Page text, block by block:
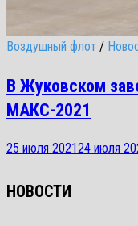
Воздушный флот /
В Жуковском
МАКС-2021
25 июля 202124 июля
НОВОСТИ